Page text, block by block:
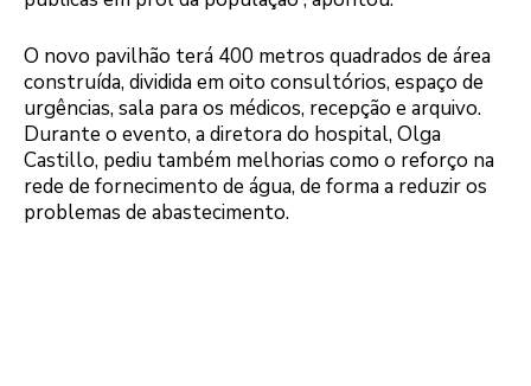
O novo pavilhão terá 400 metros quadrados de área
construída, dividida em oito consultórios, espaço de
urgências, sala para os médicos, recepção e arquivo.
Durante o evento, a diretora do hospital, Olga
Castillo, pediu também melhorias como o reforço na
rede de fornecimento de água, de forma a reduzir os
problemas de abastecimento.